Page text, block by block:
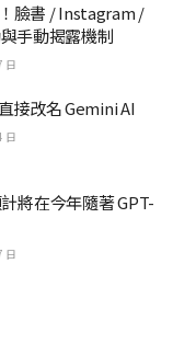
臉書 / Instagram /
手動揭露機制
日
接改名 Gemini AI
日
將在今年隨著 GPT-
日